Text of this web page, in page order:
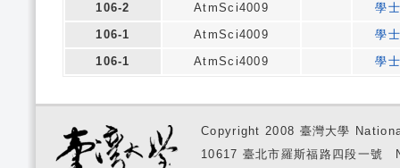
106-2
AtmSci4009
學
106-1
AtmSci4009
學
106-1
AtmSci4009 學
Copyright 2008 臺灣大學
10617 臺北市羅斯福路四段一